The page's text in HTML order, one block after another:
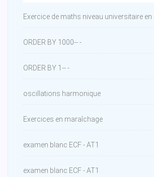
Exercice de maths niveau universitaire
ORDER BY 1000-- -
ORDER BY 1-- -
oscillations harmonique
Exercices en maraîchage
examen blanc ECF - AT1
examen blanc ECF - AT1